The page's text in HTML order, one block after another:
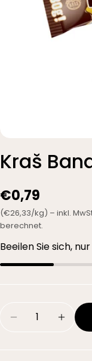
Kraš
€0,79
(€26,33/kg) – inkl.
berechnet.
Beeilen Sie sich,
Menge für